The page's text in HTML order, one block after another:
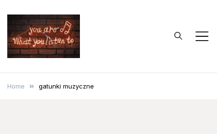
content
…bo muzyka to
życie
Home gatunki muzyczne